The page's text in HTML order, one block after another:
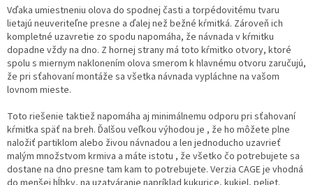
Vďaka umiestneniu olova do spodnej časti a torpédovitému tvaru
lietajú neuveriteľne presne a ďalej než bežné kŕmitká. Zároveň ich
kompletné uzavretie zo spodu napomáha, že návnada v kŕmitku
dopadne vždy na dno. Z hornej strany má toto kŕmitko otvory, ktoré
spolu s miernym naklonením olova smerom k hlavnému otvoru zaručujú,
že pri sťahovaní montáže sa všetka návnada vypláchne na vašom
lovnom mieste.
Toto riešenie taktiež napomáha aj minimálnemu odporu pri sťahovaní
kŕmitka späť na breh. Ďalšou veľkou výhodou je , že ho môžete plne
naložiť partiklom alebo živou návnadou a len jednoducho uzavrieť
malým množstvom krmiva a máte istotu , že všetko čo potrebujete sa
dostane na dno presne tam kam to potrebujete. Verzia CAGE je vhodná